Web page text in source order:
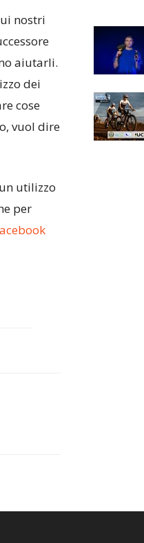
nostri
aiutarli.
dei
cose
vuol dire
utilizzo
per